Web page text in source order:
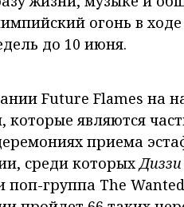
огонь в
до 10 июня.
Future Flames на
которые являются
приема
среди которых
поп-группа The